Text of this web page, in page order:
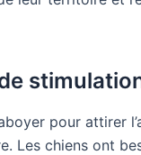
pour attirer
Les chiens ont